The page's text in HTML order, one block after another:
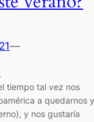
—
tiempo tal vez nos
a quedarnos y
y nos gustaría